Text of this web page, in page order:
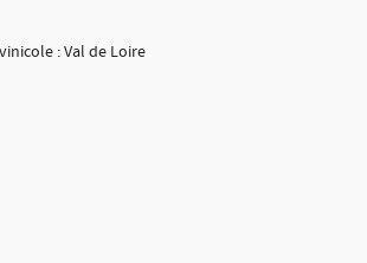
: Val de Loire